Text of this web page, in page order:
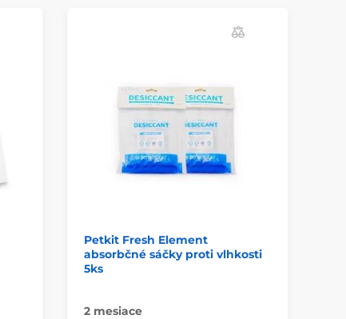
Petkit Fresh Element
absorbčné sáčky proti vlhkosti
5ks
2 mesiace